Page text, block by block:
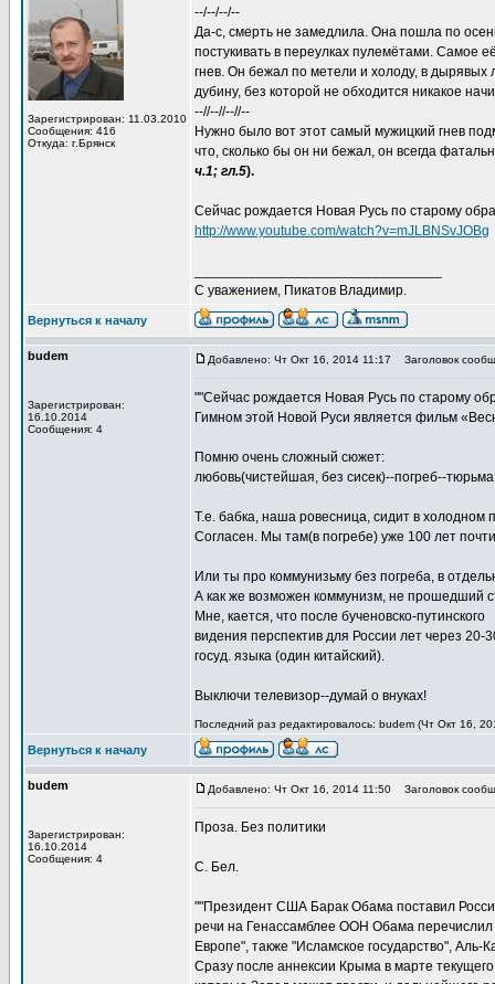
Зарегистрирован: 11.03.2010
Сообщения: 416
Откуда: г.Брянск
--/--/--/--
Да-с, смерть не замедлила. Она пошла по
постукивать в переулках пулемётами. Самое
гнев. Он бежал по метели и холоду, в дырявых
дубину, без которой не обходится никакое
--//--//--//--
Нужно было вот этот самый мужицкий гнев
что, сколько бы он ни бежал, он всегда
ч.1; гл.5).
Сейчас рождается Новая Русь по старому
http://www.youtube.com/watch?v=mJLBNSvJOBg
С уважением, Пикатов Владимир.
Вернуться к началу
budem
Зарегистрирован:
16.10.2014
Сообщения: 4
Добавлено: Чт Окт 16, 2014 11:17 Заголовок
""Сейчас рождается Новая Русь по старому
Гимном этой Новой Руси является фильм
Помню очень сложный сюжет:
любовь(чистейшая, без сисек)--погреб--
Т.е. бабка, наша ровесница, сидит в холодном
Согласен. Мы там(в погребе) уже 100 лет
Или ты про коммунизьму без погреба, в
А как же возможен коммунизм, не прошедший
Мне, кается, что после бученовско-путинского
видения перспектив для России лет через 20-
госуд. языка (один китайский).
Выключи телевизор--думай о внуках!
Последний раз редактировалось: budem (Чт Окт 16,
Вернуться к началу
budem
Зарегистрирован:
16.10.2014
Сообщения: 4
Добавлено: Чт Окт 16, 2014 11:50 Заголовок
Проза. Без политики
С. Бел.
""Президент США Барак Обама поставил
речи на Генассамблее ООН Обама перечислил
Европе", также "Исламское государство", Аль-
Сразу после аннексии Крыма в марте